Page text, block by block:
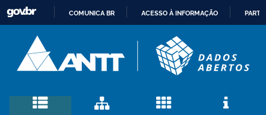
CONTEÚDO
COMUNICA BR ACESSO À INFORMAÇÃO